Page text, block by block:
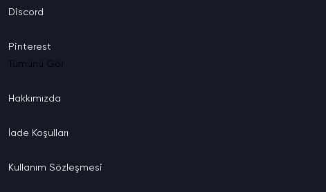
Discord
Pinterest
Tümünü Gör
Hakkımızda
İade Koşulları
Kullanım Sözleşmesi